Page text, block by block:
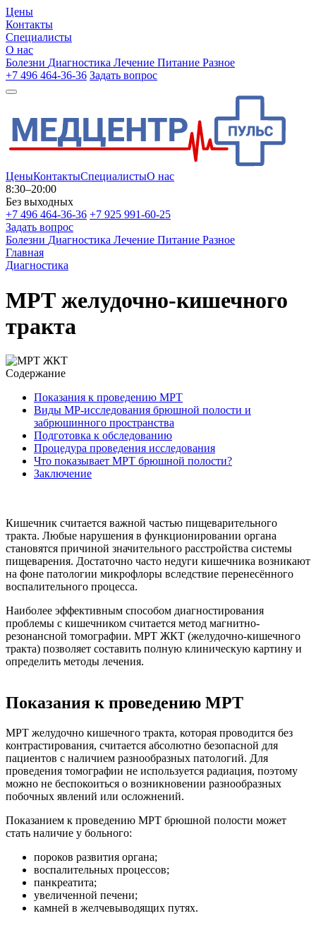
Цены
Контакты
Специалисты
О нас
Болезни Диагностика Лечение Питание Разное
+7 496 464-36-36 Задать вопрос
ЦеныКонтактыСпециалистыО нас
8:30–20:00
Без выходных
+7 496 464-36-36 +7 925 991-60-25
Задать вопрос
Болезни Диагностика Лечение Питание Разное
Главная
Диагностика
МРТ желудочно-кишечного
тракта
Содержание
Показания к проведению МРТ
Виды МР-исследования брюшной полости и
забрюшинного пространства
Подготовка к обследованию
Процедура проведения исследования
Что показывает МРТ брюшной полости?
Заключение
Кишечник считается важной частью пищеварительного
тракта. Любые нарушения в функционировании органа
становятся причиной значительного расстройства системы
пищеварения. Достаточно часто недуги кишечника возникают
на фоне патологии микрофлоры вследствие перенесённого
воспалительного процесса.
Наиболее эффективным способом диагностирования
проблемы с кишечником считается метод магнитно-
резонансной томографии. МРТ ЖКТ (желудочно-кишечного
тракта) позволяет составить полную клиническую картину и
определить методы лечения.
Показания к проведению МРТ
МРТ желудочно кишечного тракта, которая проводится без
контрастирования, считается абсолютно безопасной для
пациентов с наличием разнообразных патологий. Для
проведения томографии не используется радиация, поэтому
можно не беспокоиться о возникновении разнообразных
побочных явлений или осложнений.
Показанием к проведению МРТ брюшной полости может
стать наличие у больного:
пороков развития органа;
воспалительных процессов;
панкреатита;
увеличенной печени;
камней в желчевыводящих путях.